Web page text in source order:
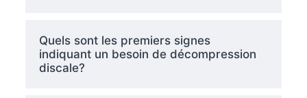
Quels sont les premiers signes
indiquant un besoin de décompression
discale?